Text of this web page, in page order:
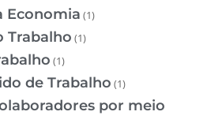
Economia (1)
Trabalho (1)
(1)
de Trabalho (1)
por meio